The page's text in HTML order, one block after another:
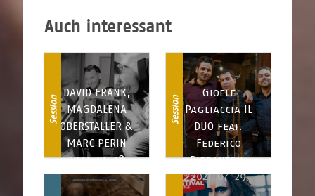
Auch interessant
Session
DAVID FRANK,
MAGDALENA
OBERSTALLER &
MARC PERIN
2023-05-18
Session
Gioele
Pagliaccia IL
DUO feat.
Federico
Pierantoni
2021-07-29